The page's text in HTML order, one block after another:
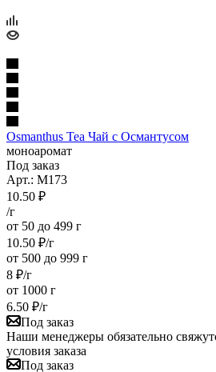
Osmanthus Tea Чай с Османтусом
моноаромат
Под заказ
Арт.: M173
10.50 ₽
/г
от 50 до 499 г
10.50 ₽/г
от 500 до 999 г
8 ₽/г
от 1000 г
6.50 ₽/г
Под заказ
Наши менеджеры обязательно
условия заказа
Под заказ